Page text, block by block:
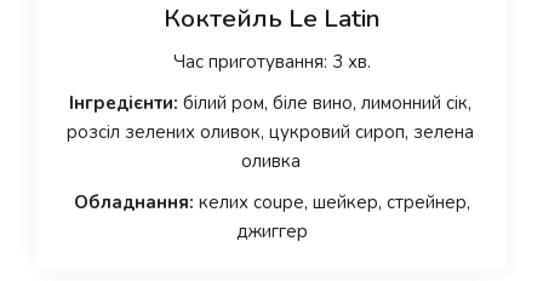
Коктейль Le Latin
Час приготування: 3 хв.
Інгредієнти: білий ром, біле вино, лимонний сік,
розсіл зелених оливок, цукровий сироп, зелена
оливка
Обладнання: келих coupe, шейкер, стрейнер,
джиггер